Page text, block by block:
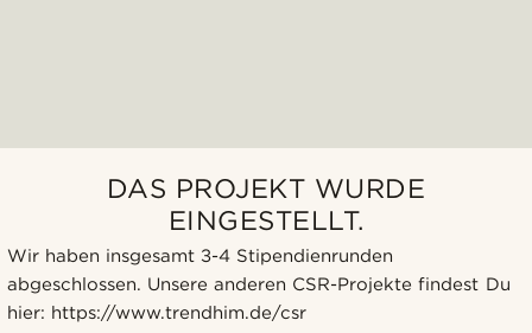
DAS PROJEKT WURDE
EINGESTELLT.
Wir haben insgesamt 3-4 Stipendienrunden
abgeschlossen. Unsere anderen CSR-Projekte findest Du
hier: https://www.trendhim.de/csr